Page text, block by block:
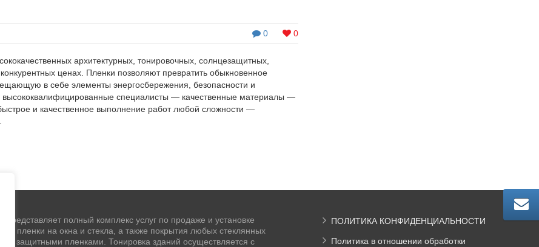
0 0
архитектурных, тонировочных, солнцезащитных,
ценах. Пленки позволяют превратить обыкновенное
в себе элементы энергосбережения, безопасности и
специалисты — качественные материалы —
и качественное выполнение работ любой сложности —
представляет полный комплекс услуг по продаже и установке
пленки на окна и стекла, а также покрытия любых стеклянных
защитными пленками. Тонировка зданий осуществляется с
ПОЛИТИКА КОНФИДЕНЦИАЛЬНОСТИ
Политика в отношении обработки